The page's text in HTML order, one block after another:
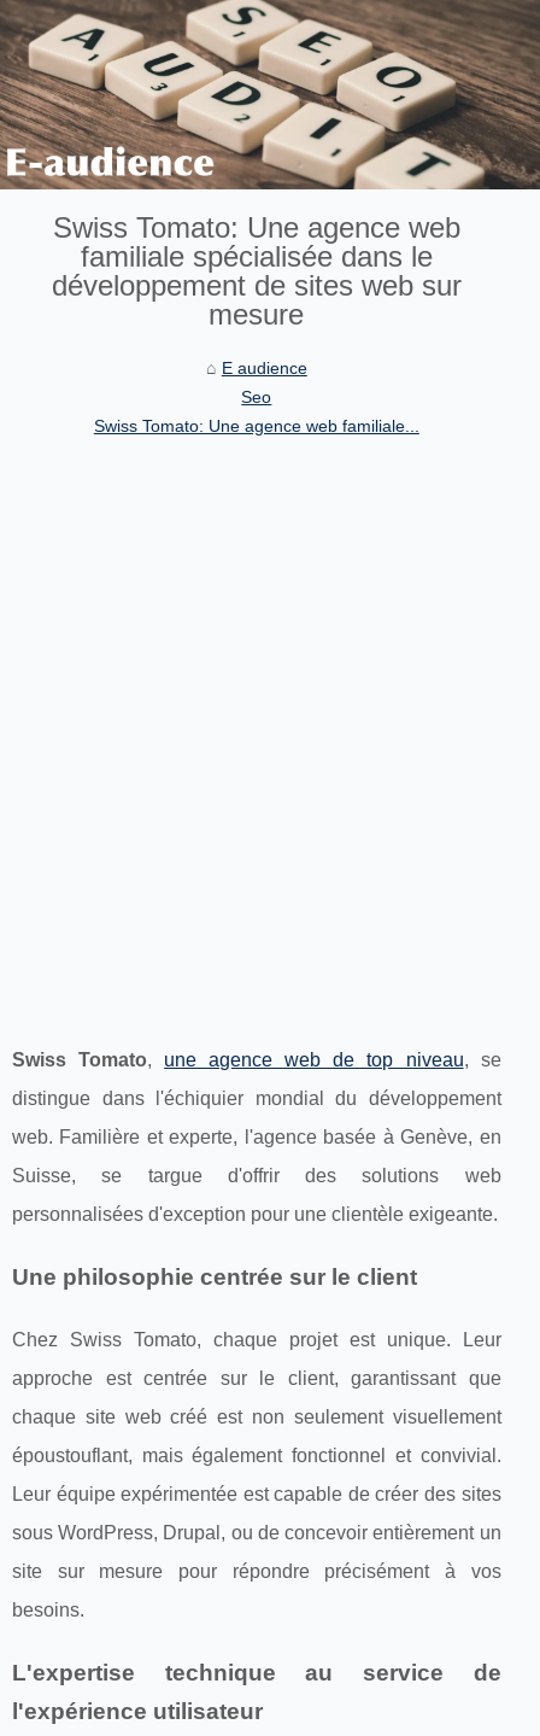
Swiss Tomato: Une agence web
familiale spécialisée dans le
développement de sites web sur
mesure
E audience
Seo
Swiss Tomato: Une agence web familiale...
Swiss Tomato, une agence web de top niveau, se
distingue dans l'échiquier mondial du développement
web. Familière et experte, l'agence basée à Genève, en
Suisse, se targue d'offrir des solutions web
personnalisées d'exception pour une clientèle exigeante.
Une philosophie centrée sur le client
Chez Swiss Tomato, chaque projet est unique. Leur
approche est centrée sur le client, garantissant que
chaque site web créé est non seulement visuellement
époustouflant, mais également fonctionnel et convivial.
Leur équipe expérimentée est capable de créer des sites
sous WordPress, Drupal, ou de concevoir entièrement un
site sur mesure pour répondre précisément à vos
besoins.
L'expertise technique au service de
l'expérience utilisateur